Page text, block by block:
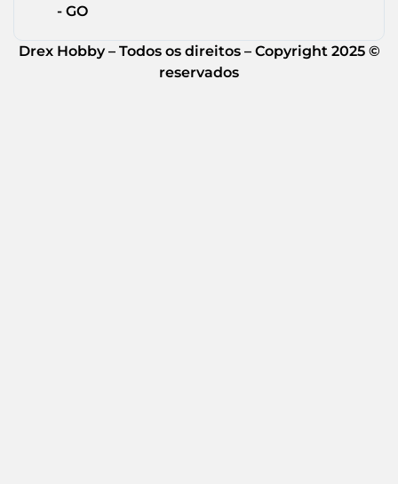
- GO
Drex Hobby – Todos os direitos – Copyright 2025 ©
reservados